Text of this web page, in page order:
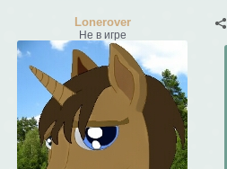
Lonerover
Не в игре